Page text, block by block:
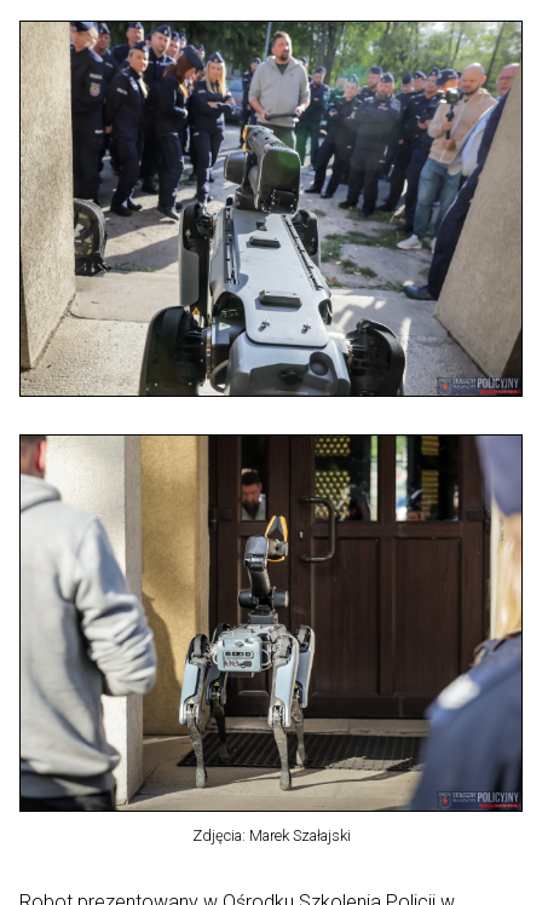
Zdjęcia: Marek Szałajski